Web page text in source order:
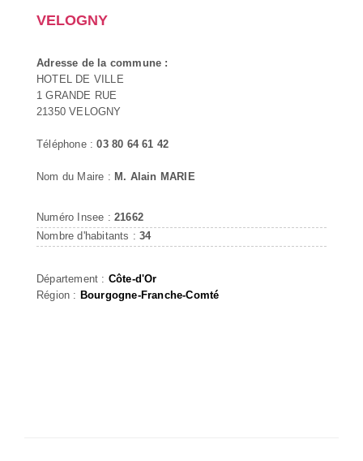
VELOGNY
Adresse de la commune :
HOTEL DE VILLE
1 GRANDE RUE
21350 VELOGNY
Téléphone :03 80 64 61 42
Nom du Maire : M. Alain MARIE
Numéro Insee : 21662
Nombre d'habitants :34
Département : Côte-d'Or
Région : Bourgogne-Franche-Comté